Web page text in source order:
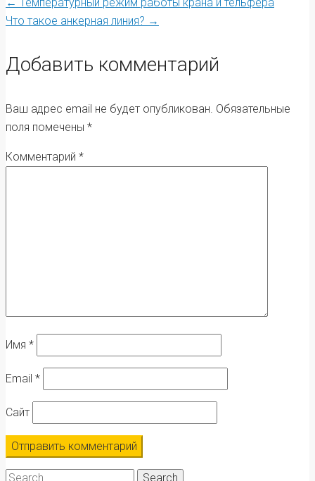
Post
navigation
Что такое анкерная линия? →
Добавить комментарий
Ваш адрес email не будет опубликован. Обязательные
поля помечены *
Комментарий *
Имя *
Email *
Сайт
Search